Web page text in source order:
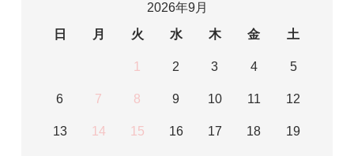
2026年9月
日
月 火 水 木 金 土
1 2 3 4 5
6 7 8 9 10 11 12
13 14 15 16 17 18 19